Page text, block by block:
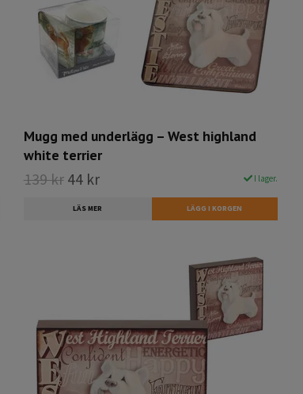
Mugg med underlägg – West highland
white terrier
139 kr 44 kr I lager.
LÄS MER